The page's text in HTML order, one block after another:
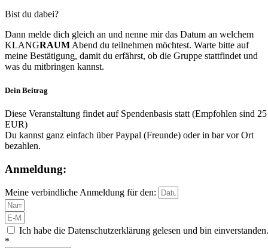
Bist du dabei?
Dann melde dich gleich an und nenne mir das Datum an welchem
KLANGRAUMAbend du teilnehmen möchtest. Warte bitte auf
meine Bestätigung, damit du erfährst, ob die Gruppe stattfindet und
was du mitbringen kannst.
Dein Beitrag
Diese Veranstaltung findet auf Spendenbasis statt (Empfohlen sind 25
EUR)
Du kannst ganz einfach über Paypal (Freunde) oder in bar vor Ort
bezahlen.
Anmeldung:
Meine verbindliche Anmeldung für den:
Ich habe die Datenschutzerklärung gelesen und bin einverstanden.
*